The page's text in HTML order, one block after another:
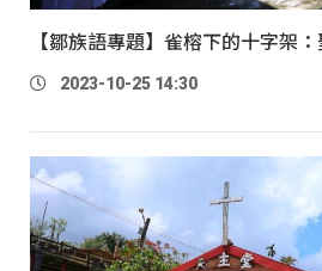
【鄒族語專題】雀榕下的十字架
2023-10-25 14:30